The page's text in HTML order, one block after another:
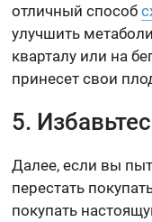
отличный способ
улучшить
кварталу или на
принесет свои
5.
Далее, если вы
перестать
покупать